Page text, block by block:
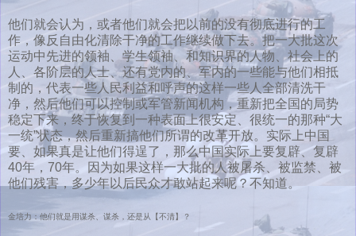
他们就会认为，或者他们就会把以前的没有彻底进行的工
作，像反自由化清除干净的工作继续做下去。把一大批这次
运动中先进的领袖、学生领袖、和知识界的人物、社会上的
人、各阶层的人士、还有党内的、军内的一些能与他们相抵
制的，代表一些人民利益和呼声的这样一些人全部清洗干
净，然后他们可以控制或军管新闻机构，重新把全国的局势
稳定下来，终于恢复到一种表面上很安定、很统一的那种“大
一统”状态，然后重新搞他们所谓的改革开放。实际上中国
要、如果真是让他们得逞了，那么中国实际上要复辟、复辟
40年，70年。因为如果这样一大批的人被屠杀、被监禁、被
他们残害，多少年以后民众才敢站起来呢？不知道。
金培力：他们就是用谋杀、谋杀，还是从【不清】？